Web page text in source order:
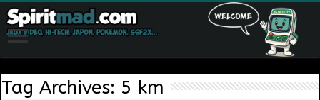
Tag Archives: 5 km